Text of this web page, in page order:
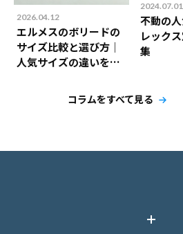
2026.04.12
エルメスのボリードの
サイズ比較と選び方｜
人気サイズの違いを解
2024.07.01
不動の
レック
集
コラムをすべて見る